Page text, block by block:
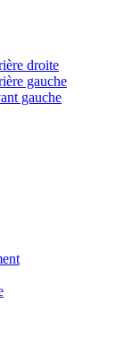
droite
gauche
gauche